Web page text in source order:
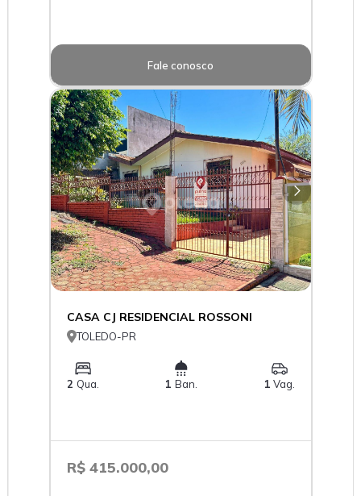
Fale conosco
CASA CJ RESIDENCIAL ROSSONI
TOLEDO-PR
2 Qua. 1Ban. 1 Vag.
R$ 415.000,00